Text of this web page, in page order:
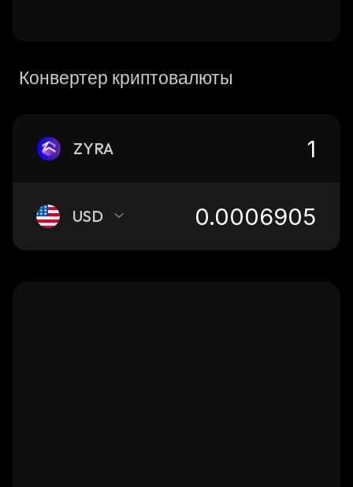
Конвертер криптовалюты
ZYRA
USD